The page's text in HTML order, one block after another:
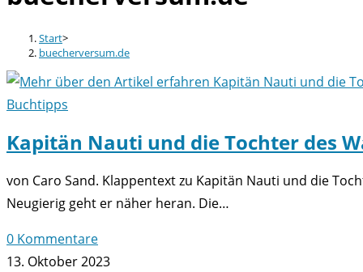
Start>
buecherversum.de
Buchtipps
Kapitän Nauti und die Tochter des
von Caro Sand. Klappentext zu Kapitän Nauti und die
Neugierig geht er näher heran. Die…
0 Kommentare
13. Oktober 2023